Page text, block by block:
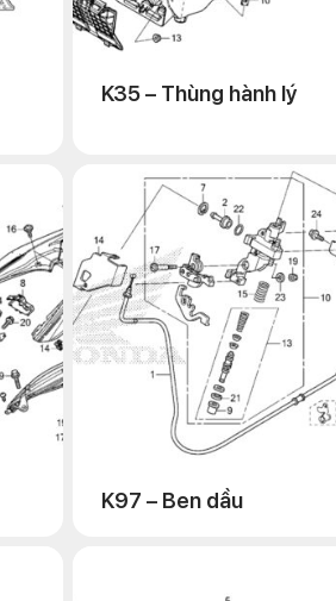
K35 – Thùng hành lý
K97 – Ben dầu